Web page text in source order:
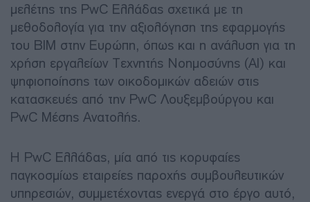
μελέτης της PwC Ελλάδας σχετικά με τη
μεθοδολογία για την αξιολόγηση της εφαρμογής
του BIM στην Ευρώπη, όπως και η ανάλυση για τη
χρήση εργαλείων Τεχνητής Νοημοσύνης (ΑΙ) και
ψηφιοποίησης των οικοδομικών αδειών στις
κατασκευές από την PwC Λουξεμβούργου και
PwC Μέσης Ανατολής.
Η PwC Ελλάδας, μία από τις κορυφαίες
παγκοσμίως εταιρείες παροχής συμβουλευτικών
υπηρεσιών, συμμετέχοντας ενεργά στο έργο αυτό,